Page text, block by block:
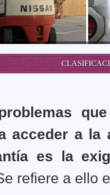
acceder a la
es la
refiere a ello